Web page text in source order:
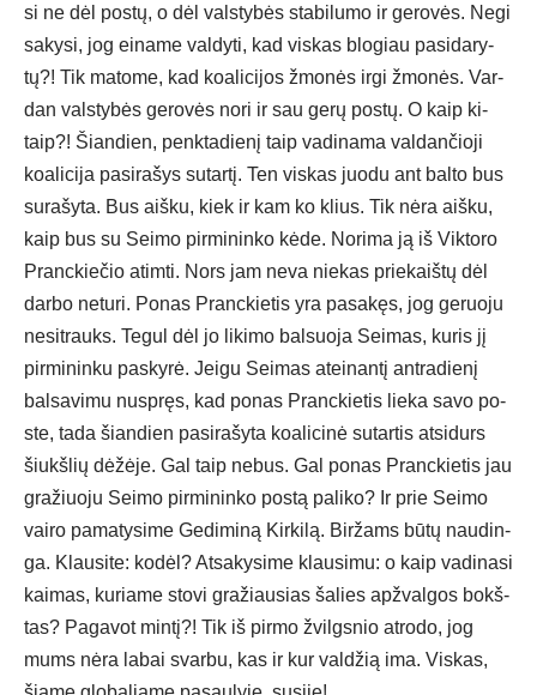
si ne dėl po­stų, o dėl vals­ty­bės sta­bi­lu­mo ir ge­ro­vės. Ne­gi
sa­ky­si, jog ei­na­me val­dy­ti, kad vis­kas blo­giau pa­si­da­ry­
tų?! Tik ma­to­me, kad koa­li­ci­jos žmo­nės ir­gi žmo­nės. Var­
dan vals­ty­bės ge­ro­vės no­ri ir sau ge­rų po­stų. O kaip ki­
taip?! Šian­dien, penk­ta­die­nį taip va­di­na­ma val­dan­čio­ji
koa­li­ci­ja pa­si­ra­šys su­tar­tį. Ten vis­kas juo­du ant bal­to bus
su­ra­šy­ta. Bus aiš­ku, kiek ir kam ko klius. Tik nė­ra aiš­ku,
kaip bus su Sei­mo pir­mi­nin­ko kė­de. No­ri­ma ją iš Vik­to­ro
Pranc­kie­čio atim­ti. Nors jam ne­va nie­kas prie­kaiš­tų dėl
dar­bo ne­tu­ri. Po­nas Pranc­kie­tis yra pa­sa­kęs, jog ge­ruo­ju
ne­si­trauks. Te­gul dėl jo li­ki­mo bal­suo­ja Sei­mas, ku­ris jį
pir­mi­nin­ku pa­sky­rė. Jei­gu Sei­mas atei­nan­tį ant­ra­die­nį
bal­sa­vi­mu nu­spręs, kad po­nas Pranc­kie­tis lie­ka sa­vo po­
ste, ta­da šian­dien pa­si­ra­šy­ta koa­li­ci­nė su­tar­tis at­si­durs
šiukš­lių dė­žė­je. Gal taip ne­bus. Gal po­nas Pranc­kie­tis jau
gra­žiuo­ju Sei­mo pir­mi­nin­ko po­stą pa­li­ko? Ir prie Sei­mo
vai­ro pa­ma­ty­si­me Ge­di­mi­ną Kir­ki­lą. Bir­žams bū­tų nau­din­
ga. Klau­si­te: ko­dėl? At­sa­ky­si­me klau­si­mu: o kaip va­di­na­si
kai­mas, ku­ria­me sto­vi gra­žiau­sias ša­lies ap­žval­gos bokš­
tas? Pa­ga­vot min­tį?! Tik iš pir­mo žvilgs­nio at­ro­do, jog
mums nė­ra la­bai svar­bu, kas ir kur val­džią ima. Vis­kas,